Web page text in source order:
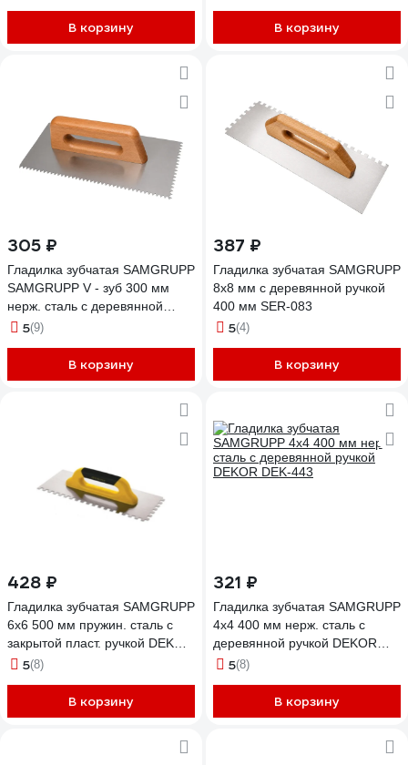
В корзину В корзину
305 ₽
Гладилка зубчатая SAMGRUPP
SAMGRUPP V - зуб 300 мм
нерж. сталь с деревянной
5(9)
В корзину
387 ₽
Гладилка зубчатая SAMGRUPP
8х8 мм с деревянной ручкой
400 мм SER-083
5(4)
В корзину
428 ₽
Гладилка зубчатая SAMGRUPP
6х6 500 мм пружин. сталь c
закрытой пласт. ручкой DEKOR
DEK-424
5(8)
В корзину
321 ₽
Гладилка зубчатая SAMGRUPP
4х4 400 мм нерж. сталь с
деревянной ручкой DEKOR
DEK-443
5(8)
В корзину